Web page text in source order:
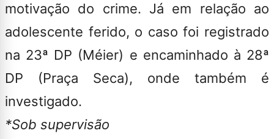
motivação do crime. Já em relação ao
adolescente ferido, o caso foi registrado
na 23ª DP (Méier) e encaminhado à 28ª
DP (Praça Seca), onde também é
investigado.
*Sob supervisão